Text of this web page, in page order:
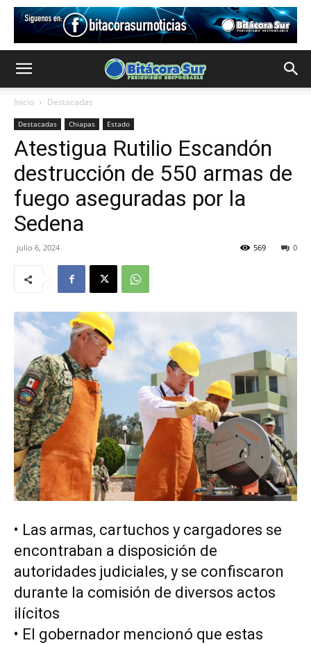
Inicio Destacadas
Destacadas Chiapas Estado
Atestigua Rutilio Escandón
destrucción de 550 armas de
fuego aseguradas por la
Sedena
julio 6, 2024 0
569
•⁠ ⁠Las armas, cartuchos y cargadores se
encontraban a disposición de
autoridades judiciales, y se confiscaron
durante la comisión de diversos actos
ilícitos
•⁠ ⁠El gobernador mencionó que estas